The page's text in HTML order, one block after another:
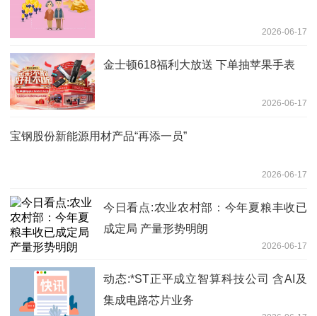
2026-06-17
金士顿618福利大放送 下单抽苹果手表
2026-06-17
宝钢股份新能源用材产品“再添一员”
2026-06-17
今日看点:农业农村部：今年夏粮丰收已
成定局 产量形势明朗
2026-06-17
动态:*ST正平成立智算科技公司 含AI及
集成电路芯片业务